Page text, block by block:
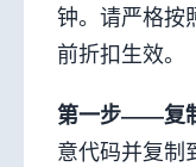
钟。请严格按
前折扣生效。
第一步——复
意代码并复制